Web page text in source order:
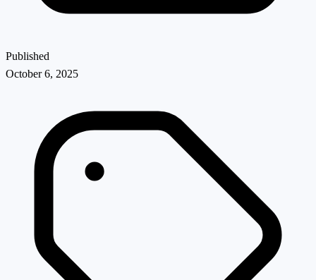
Published
October 6, 2025